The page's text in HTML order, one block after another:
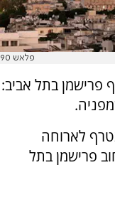
פלאש 90
פרישמן בתל אביב:
לארוחה
פרישמן בתל